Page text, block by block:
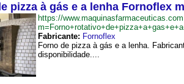
pizza à gás e a lenha Fornoflex
https://
Fabricante: Fornoflex
Forno de pizza à gás e a lenha.
disponibilidade....